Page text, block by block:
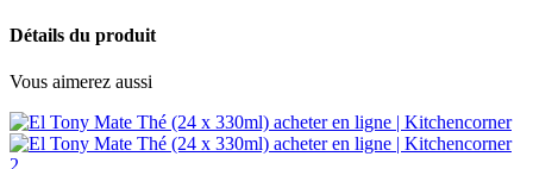
Détails du produit
Vous aimerez aussi